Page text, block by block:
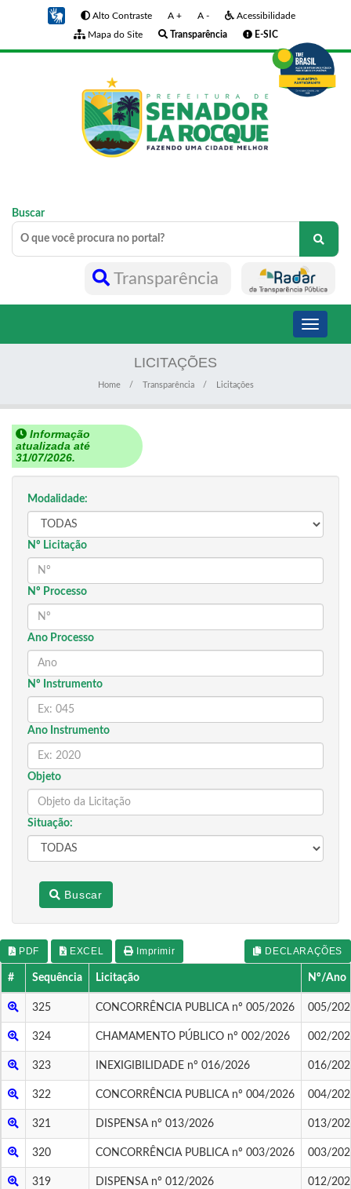
Alto Contraste A + A -
Acessibilidade
Mapa do Site
Transparência E-SIC
Buscar
Transparência
Toggle
LICITAÇÕES
Home Transparência Licitações
Informação
atualizada até
31/07/2026.
Modalidade:
Nº Licitação
Nº Processo
Ano Processo
Nº Instrumento
Ano Instrumento
Objeto
Situação:
Buscar
PDF EXCEL Imprimir DECLARAÇÕES
# Sequência Licitação Nº/Ano
325 CONCORRÊNCIA PUBLICA nº 005/2026 005/
324 CHAMAMENTO PÚBLICO nº 002/2026 002/
323 INEXIGIBILIDADE nº 016/2026 016/
322 CONCORRÊNCIA PUBLICA nº 004/2026 004/
321 DISPENSA nº 013/2026 013/
320 CONCORRÊNCIA PUBLICA nº 003/2026 003/
319 DISPENSA nº 012/2026 012/